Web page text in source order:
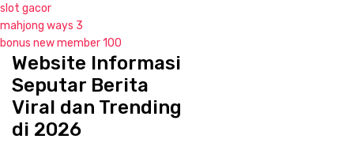
slot gacor
mahjong ways 3
bonus new member 100
Website Informasi
Seputar Berita
Viral dan Trending
di 2026